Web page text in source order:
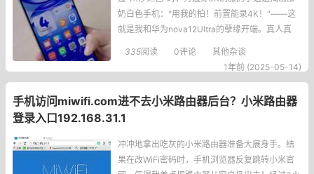
奶白色手机："用我的拍！前置能录4K！"——这
就是我和华为nova12Ultra的孽缘开端。真人真
事：当天用这部手机拍的12段直拍，在微博被爱
豆站子转了！现在每天都有追星姐妹私信问我设
335阅读 0评论
其他杂谈
1年前 (2025-05-14)
手机访问miwifi.com进不去小米路由器后台？小米路由器
登录入口192.168.31.1
冲冲地拿出吃灰的小米路由器准备大展身手。结
果在改WiFi密码时，手机浏览器反复跳转小米官